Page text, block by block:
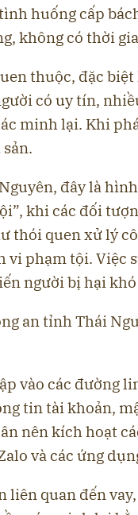
huống cấp
không có thời
thuộc, đặc
có uy tín,
minh lại. Khi
đây là
khi các đối
thói quen xử lý
vi phạm tội. Việc
người bị hại
an tỉnh Thái
vào các đường
tin tài khoản,
nên kích hoạt
và các ứng
liên quan đến